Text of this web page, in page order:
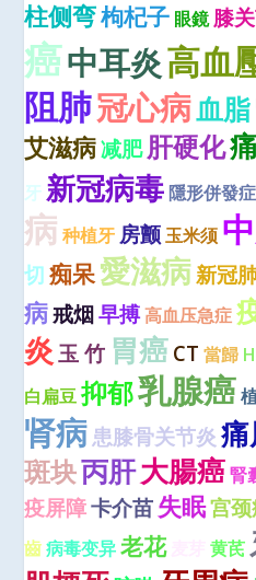
柱侧弯枸杞子 眼鏡膝
癌中耳炎高血
阻肺冠心病血脂
艾滋病减肥肝硬化
牙 新冠病毒 隱形併發症
病 种植牙 房颤 玉米须
切 痴呆愛滋病新冠
病戒烟早搏高血压急症
炎 玉 竹 胃癌CT 當歸
白扁豆 抑郁乳腺癌
肾病患膝骨关节炎
斑块丙肝大腸癌 腎
疫屏障卡介苗失眠宫
齒 病毒变异 老花 黄芪